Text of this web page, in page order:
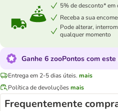
5% de desconto* em
Receba a sua
Pode alterar,
qualquer momento
Ganhe 6 zooPontos com
Entrega em 2-5 dias úteis. mais
Política de devoluçõesmais
Frequentemente